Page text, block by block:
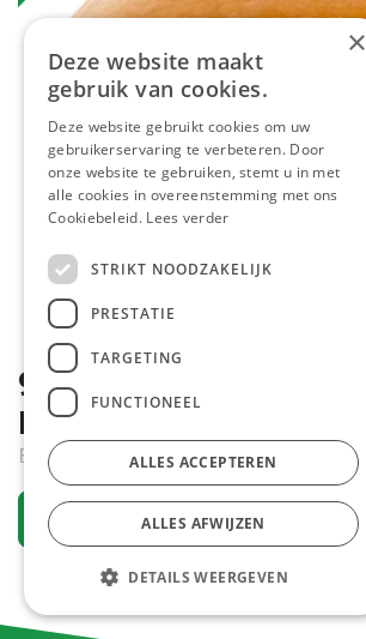
9706 Potato Bun 10 cm
Pastridor 3 x 15 x 65 gr
Bestelartikel
Vraag een account aan
×
Deze website maakt
gebruik van cookies.
Deze website gebruikt cookies om uw
gebruikerservaring te verbeteren. Door
onze website te gebruiken, stemt u in met
alle cookies in overeenstemming met ons
Cookiebeleid. Lees verder
STRIKT NOODZAKELIJK
PRESTATIE
TARGETING
FUNCTIONEEL
ALLES ACCEPTEREN
ALLES AFWIJZEN
DETAILS WEERGEVEN